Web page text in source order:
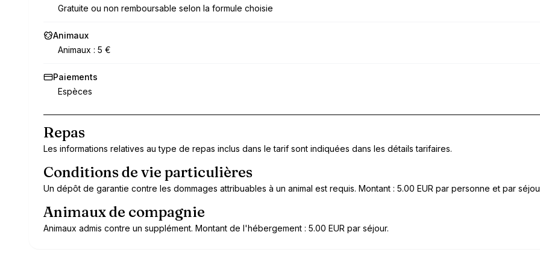
Gratuite ou non remboursable selon la formule choisie
Animaux
Animaux : 5 €
Paiements
Espèces
Repas
Les informations relatives au type de repas inclus dans le tarif sont indiquées dans les détails tarifaires.
Conditions de vie particulières
Un dépôt de garantie contre les dommages attribuables à un animal est requis. Montant : 5.00 EUR par personne et par
Animaux de compagnie
Animaux admis contre un supplément. Montant de l'hébergement : 5.00 EUR par séjour.